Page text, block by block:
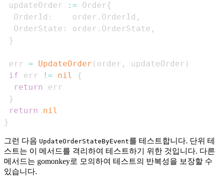
updateOrder := Order{
  OrderId
:
    order
. OrderId ,
  OrderState
: order . OrderState ,
}
err = UpdateOrder ( order , updateOrder )
if err != nil
{
return
}
return
nil
}
그런 다음 UpdateOrderStateByEvent를 테스트합니다. 단위 테
스트는 이 메서드를 격리하여 테스트하기 위한 것입니다. 다른
메서드는 gomonkey로 모의하여 테스트의 반복성을 보장할 수
있습니다.